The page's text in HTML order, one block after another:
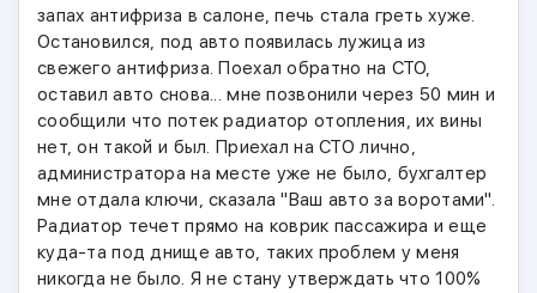
запах антифриза в салоне, печь стала греть хуже.
Остановился, под авто появилась лужица из
свежего антифриза. Поехал обратно на СТО,
оставил авто снова... мне позвонили через 50 мин и
сообщили что потек радиатор отопления, их вины
нет, он такой и был. Приехал на СТО лично,
администратора на месте уже не было, бухгалтер
мне отдала ключи, сказала "Ваш авто за воротами".
Радиатор течет прямо на коврик пассажира и еще
куда-та под днище авто, таких проблем у меня
никогда не было. Я не стану утверждать что 100%